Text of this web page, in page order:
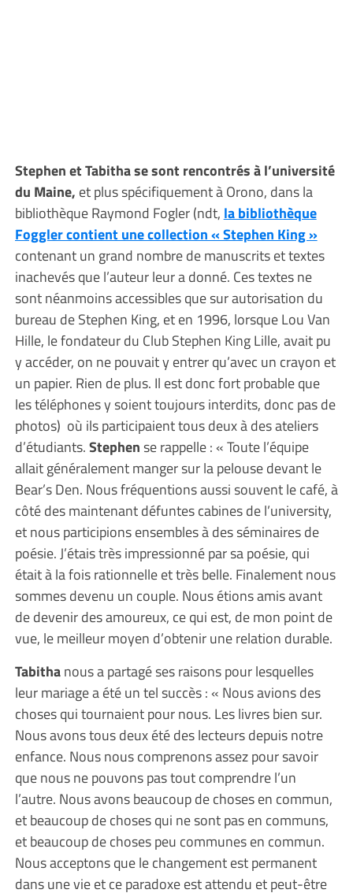
Stephen et Tabitha se sont rencontrés à l’université
du Maine, et plus spécifiquement à Orono, dans la
bibliothèque Raymond Fogler (ndt, la bibliothèque
Foggler contient une collection « Stephen King »
contenant un grand nombre de manuscrits et textes
inachevés que l’auteur leur a donné. Ces textes ne
sont néanmoins accessibles que sur autorisation du
bureau de Stephen King, et en 1996, lorsque Lou Van
Hille, le fondateur du Club Stephen King Lille, avait pu
y accéder, on ne pouvait y entrer qu’avec un crayon et
un papier. Rien de plus. Il est donc fort probable que
les téléphones y soient toujours interdits, donc pas de
photos) où ils participaient tous deux à des ateliers
d’étudiants.Stephense rappelle : « Toute l’équipe
allait généralement manger sur la pelouse devant le
Bear’s Den. Nous fréquentions aussi souvent le café, à
côté des maintenant défuntes cabines de l’university,
et nous participions ensembles à des séminaires de
poésie. J’étais très impressionné par sa poésie, qui
était à la fois rationnelle et très belle. Finalement nous
sommes devenu un couple. Nous étions amis avant
de devenir des amoureux, ce qui est, de mon point de
vue, le meilleur moyen d’obtenir une relation durable.
Tabithanous a partagé ses raisons pour lesquelles
leur mariage a été un tel succès : « Nous avions des
choses qui tournaient pour nous. Les livres bien sur.
Nous avons tous deux été des lecteurs depuis notre
enfance. Nous nous comprenons assez pour savoir
que nous ne pouvons pas tout comprendre l’un
l’autre. Nous avons beaucoup de choses en commun,
et beaucoup de choses qui ne sont pas en communs,
et beaucoup de choses peu communes en commun.
Nous acceptons que le changement est permanent
dans une vie et ce paradoxe est attendu et peut-être